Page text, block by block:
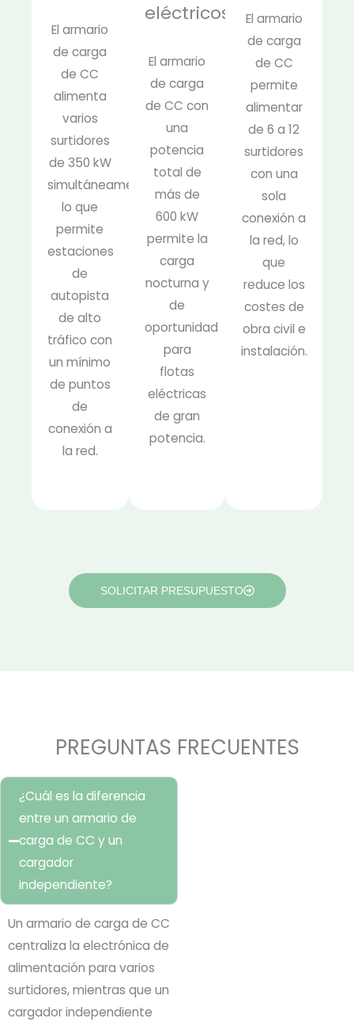
El armario
de carga
de CC
alimenta
varios
surtidores
de 350 kW
simultáneamente,
lo que
permite
estaciones
de
autopista
de alto
tráfico con
un mínimo
de puntos
de
conexión a
la red.
eléctricos
El armario
de carga
de CC con
una
potencia
total de
más de
600 kW
permite la
carga
nocturna y
de
oportunidad
para
flotas
eléctricas
de gran
potencia.
El armario
de carga
de CC
permite
alimentar
de 6 a 12
surtidores
con una
sola
conexión a
la red, lo
que
reduce los
costes de
obra civil e
instalación.
SOLICITAR PRESUPUESTO
PREGUNTAS FRECUENTES
¿Cuál es la diferencia
entre un armario de
carga de CC y un
cargador
independiente?
Un armario de carga de CC
centraliza la electrónica de
alimentación para varios
surtidores, mientras que un
cargador independiente